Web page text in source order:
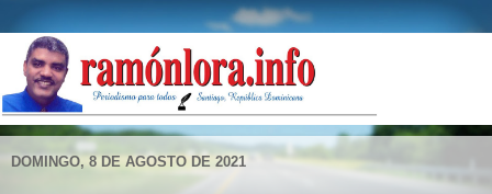
DOMINGO, 8 DE AGOSTO DE 2021